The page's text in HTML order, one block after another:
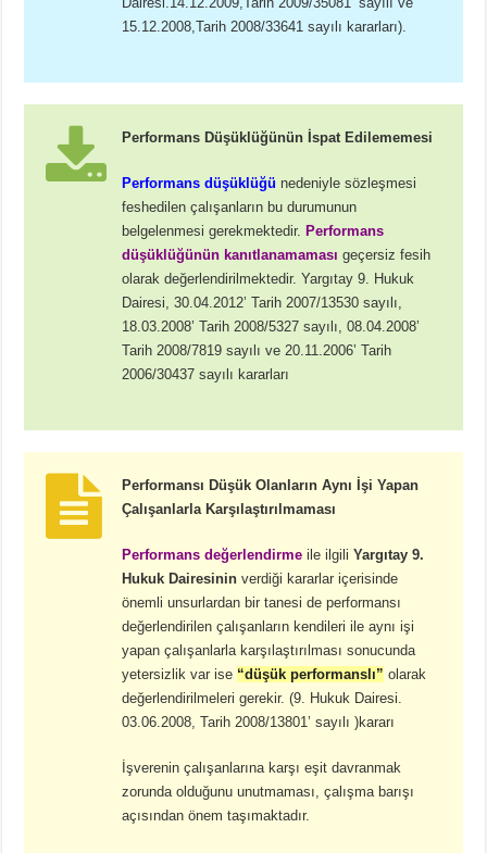
15.12.2008,Tarih 2008/33641 sayılı kararları).
Performans Düşüklüğünün İspat Edilememesi
Performans düşüklüğü nedeniyle sözleşmesi
feshedilen çalışanların bu durumunun
belgelenmesi gerekmektedir. Performans
düşüklüğünün kanıtlanamaması geçersiz fesih
olarak değerlendirilmektedir. Yargıtay 9. Hukuk
Dairesi, 30.04.2012’ Tarih 2007/13530 sayılı,
18.03.2008’ Tarih 2008/5327 sayılı, 08.04.2008’
Tarih 2008/7819 sayılı ve 20.11.2006’ Tarih
2006/30437 sayılı kararları
Performansı Düşük Olanların Aynı İşi Yapan
Çalışanlarla Karşılaştırılmaması
Performans değerlendirme ile ilgiliYargıtay 9.
Hukuk Dairesinin verdiği kararlar içerisinde
önemli unsurlardan bir tanesi de performansı
değerlendirilen çalışanların kendileri ile aynı işi
yapan çalışanlarla karşılaştırılması sonucunda
yetersizlik var ise “düşük performanslı” olarak
değerlendirilmeleri gerekir. (9. Hukuk Dairesi.
03.06.2008, Tarih 2008/13801’ sayılı )kararı
İşverenin çalışanlarına karşı eşit davranmak
zorunda olduğunu unutmaması, çalışma barışı
açısından önem taşımaktadır.